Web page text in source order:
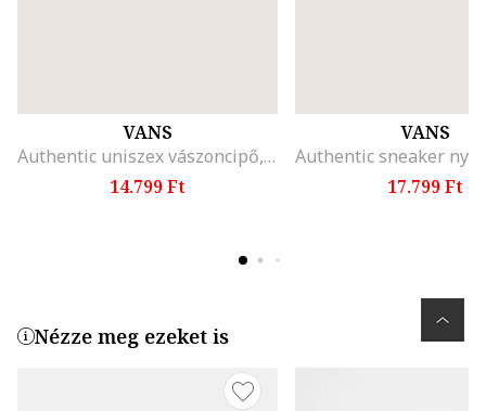
VANS
Authentic uniszex vászoncipő, Konyakbarna
14.799 Ft
VANS
17.799 Ft
Nézze meg ezeket is